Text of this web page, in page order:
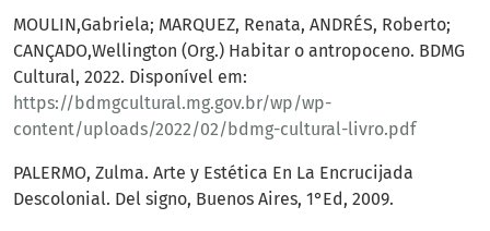
MOULIN,Gabriela; MARQUEZ, Renata, ANDRÉS, Roberto;
CANÇADO,Wellington (Org.) Habitar o antropoceno. BDMG
Cultural, 2022. Disponível em:
https://bdmgcultural.mg.gov.br/wp/wp-
content/uploads/2022/02/bdmg-cultural-livro.pdf
PALERMO, Zulma. Arte y Estética En La Encrucijada
Descolonial. Del signo, Buenos Aires, 1°Ed, 2009.